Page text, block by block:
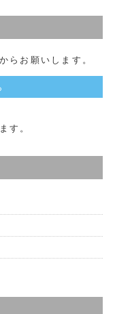
らお願いします。
す。